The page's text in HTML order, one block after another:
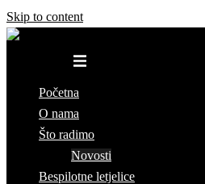
Skip to content
Početna
O nama
Što radimo
Novosti
Bespilotne letjelice